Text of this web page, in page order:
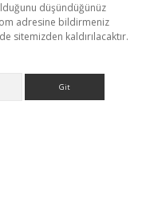
düşündüğünüz
adresine bildirmeniz
sitemizden kaldırılacaktır.